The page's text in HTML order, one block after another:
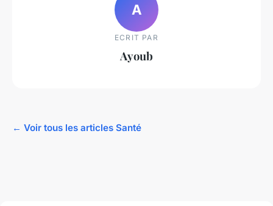
A
ECRIT PAR
Ayoub
← Voir tous les articles Santé